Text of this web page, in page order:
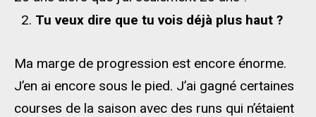
Tu veux dire que tu vois déjà plus haut ?
Ma marge de progression est encore énorme.
J’en ai encore sous le pied. J’ai gagné certaines
courses de la saison avec des runs qui n’étaient